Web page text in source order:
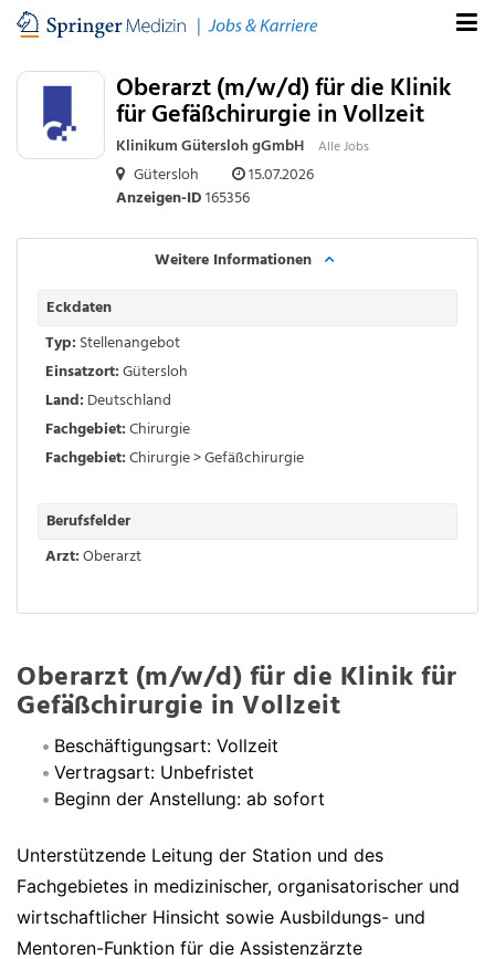
Oberarzt (m/w/d) für die Klinik
für Gefäßchirurgie in Vollzeit
Klinikum Gütersloh gGmbH Alle Jobs
Gütersloh
15.07.2026
Anzeigen-ID165356
Weitere Informationen
Eckdaten
Typ: Stellenangebot
Einsatzort:Gütersloh
Land: Deutschland
Fachgebiet:Chirurgie
Fachgebiet:Chirurgie > Gefäßchirurgie
Berufsfelder
Arzt:Oberarzt
Oberarzt (m/w/d) für die Klinik für
Gefäßchirurgie in Vollzeit
Beschäftigungsart: Vollzeit
Vertragsart: Unbefristet
Beginn der Anstellung: ab sofort
Unterstützende Leitung der Station und des
Fachgebietes in medizinischer, organisatorischer und
wirtschaftlicher Hinsicht sowie Ausbildungs- und
Mentoren-Funktion für die Assistenzärzte